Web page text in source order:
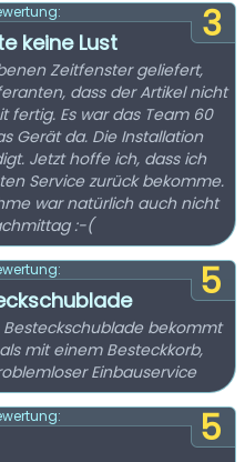
3
keine Lust
Zeitfenster geliefert,
dass der Artikel nicht
fertig. Es war das Team 60
Gerät da. Die Installation
Jetzt hoffe ich, dass ich
Service zurück bekomme.
war natürlich auch nicht
:-(
5
bekommt
mit einem Besteckkorb,
Einbauservice
5